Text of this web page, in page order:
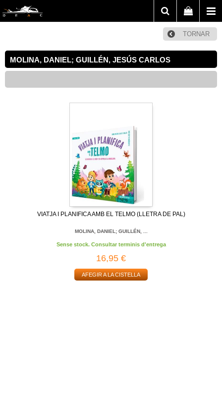
TORNAR
MOLINA, DANIEL; GUILLÉN, JESÚS CARLOS
VIATJA I PLANIFICA AMB EL TELMO (LLETRA DE PAL)
MOLINA, DANIEL; GUILLÉN, ...
Sense stock. Consultar terminis d'entrega
16,95 €
AFEGIR A LA CISTELLA